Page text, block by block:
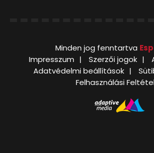
Minden jog fenntartva
Impresszum
Szerzői jogok
Adatvédelmi beállítások
Felhasználási